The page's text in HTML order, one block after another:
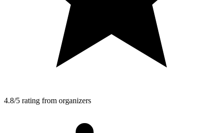
4.8/5 rating from organizers